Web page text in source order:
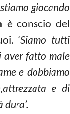
giocando
è conscio del
‘Siamo tutti
aver fatto male
e dobbiamo
e di